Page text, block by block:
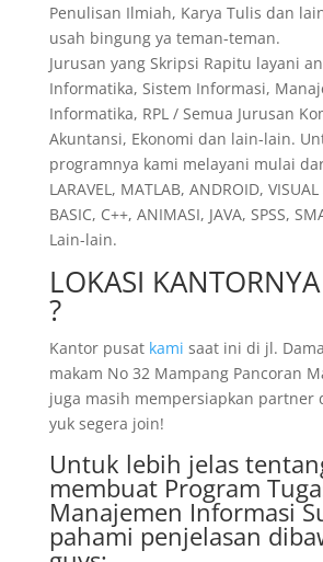
Penulisan Ilmiah, Karya Tulis dan
usah bingung ya teman-teman.
Jurusan yang Skripsi Rapitu layani
Informatika, Sistem Informasi,
Informatika, RPL / Semua Jurusan
Akuntansi, Ekonomi dan lain-lain.
programnya kami melayani mulai
LARAVEL, MATLAB, ANDROID,
BASIC, C++, ANIMASI, JAVA, SPSS,
Lain-lain.
LOKASI
?
Kantor pusat kami saat ini di jl.
makam No 32 Mampang Pancoran
juga masih mempersiapkan partner
yuk segera join!
Untuk lebih jelas
membuat Program
Manajemen Informasi
pahami penjelasan